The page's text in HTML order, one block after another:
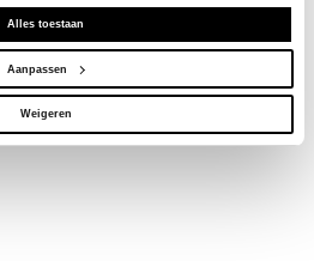
Alles toestaan
Aanpassen
Weigeren